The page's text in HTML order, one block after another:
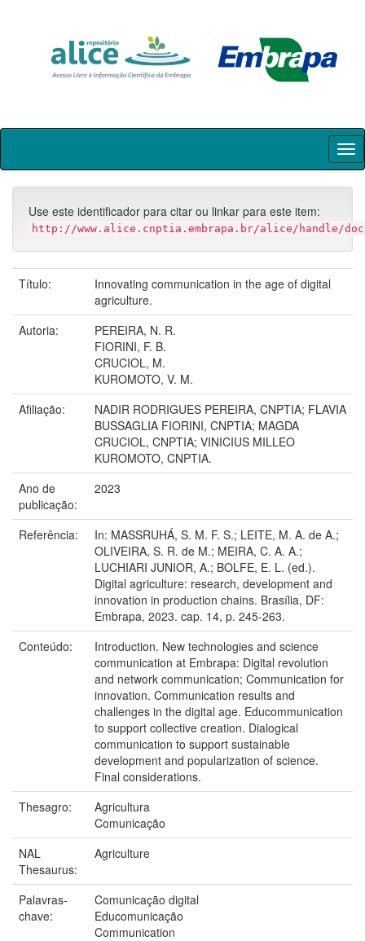
Skip
Use este identificador para citar ou linkar para este item:
http://www.alice.cnptia.embrapa.br/alice/handle/doc/
Título:
Innovating communication in the age of digital
agriculture.
Autoria:
PEREIRA, N. R.
FIORINI, F. B.
CRUCIOL, M.
KUROMOTO, V. M.
Afiliação:
NADIR RODRIGUES PEREIRA, CNPTIA; FLAVIA
BUSSAGLIA FIORINI, CNPTIA; MAGDA
CRUCIOL, CNPTIA; VINICIUS MILLEO
KUROMOTO, CNPTIA.
Ano de
publicação:
2023
Referência:
In: MASSRUHÁ, S. M. F. S.; LEITE, M. A. de A.;
OLIVEIRA, S. R. de M.; MEIRA, C. A. A.;
LUCHIARI JUNIOR, A.; BOLFE, E. L. (ed.).
Digital agriculture: research, development and
innovation in production chains. Brasília, DF:
Embrapa, 2023. cap. 14, p. 245-263.
Conteúdo:
Introduction. New technologies and science
communication at Embrapa: Digital revolution
and network communication; Communication for
innovation. Communication results and
challenges in the digital age. Educommunication
to support collective creation. Dialogical
communication to support sustainable
development and popularization of science.
Final considerations.
Thesagro:
Agricultura
Comunicação
NAL
Thesaurus:
Agriculture
Palavras-
chave:
Comunicação digital
Educomunicação
Communication